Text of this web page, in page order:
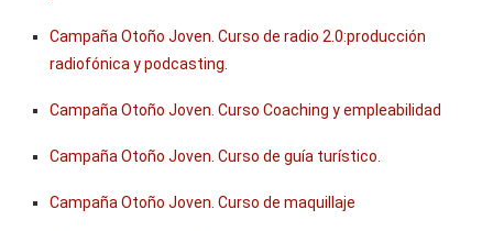
Campaña Otoño Joven. Curso de radio 2.0:producción
radiofónica y podcasting.
Campaña Otoño Joven. Curso Coaching y empleabilidad
Campaña Otoño Joven. Curso de guía turístico.
Campaña Otoño Joven. Curso de maquillaje